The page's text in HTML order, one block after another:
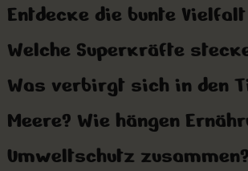
Entdecke die bunte
Welche Superkräfte
Was verbirgt sich in den
Meere? Wie hängen
Umweltschutz